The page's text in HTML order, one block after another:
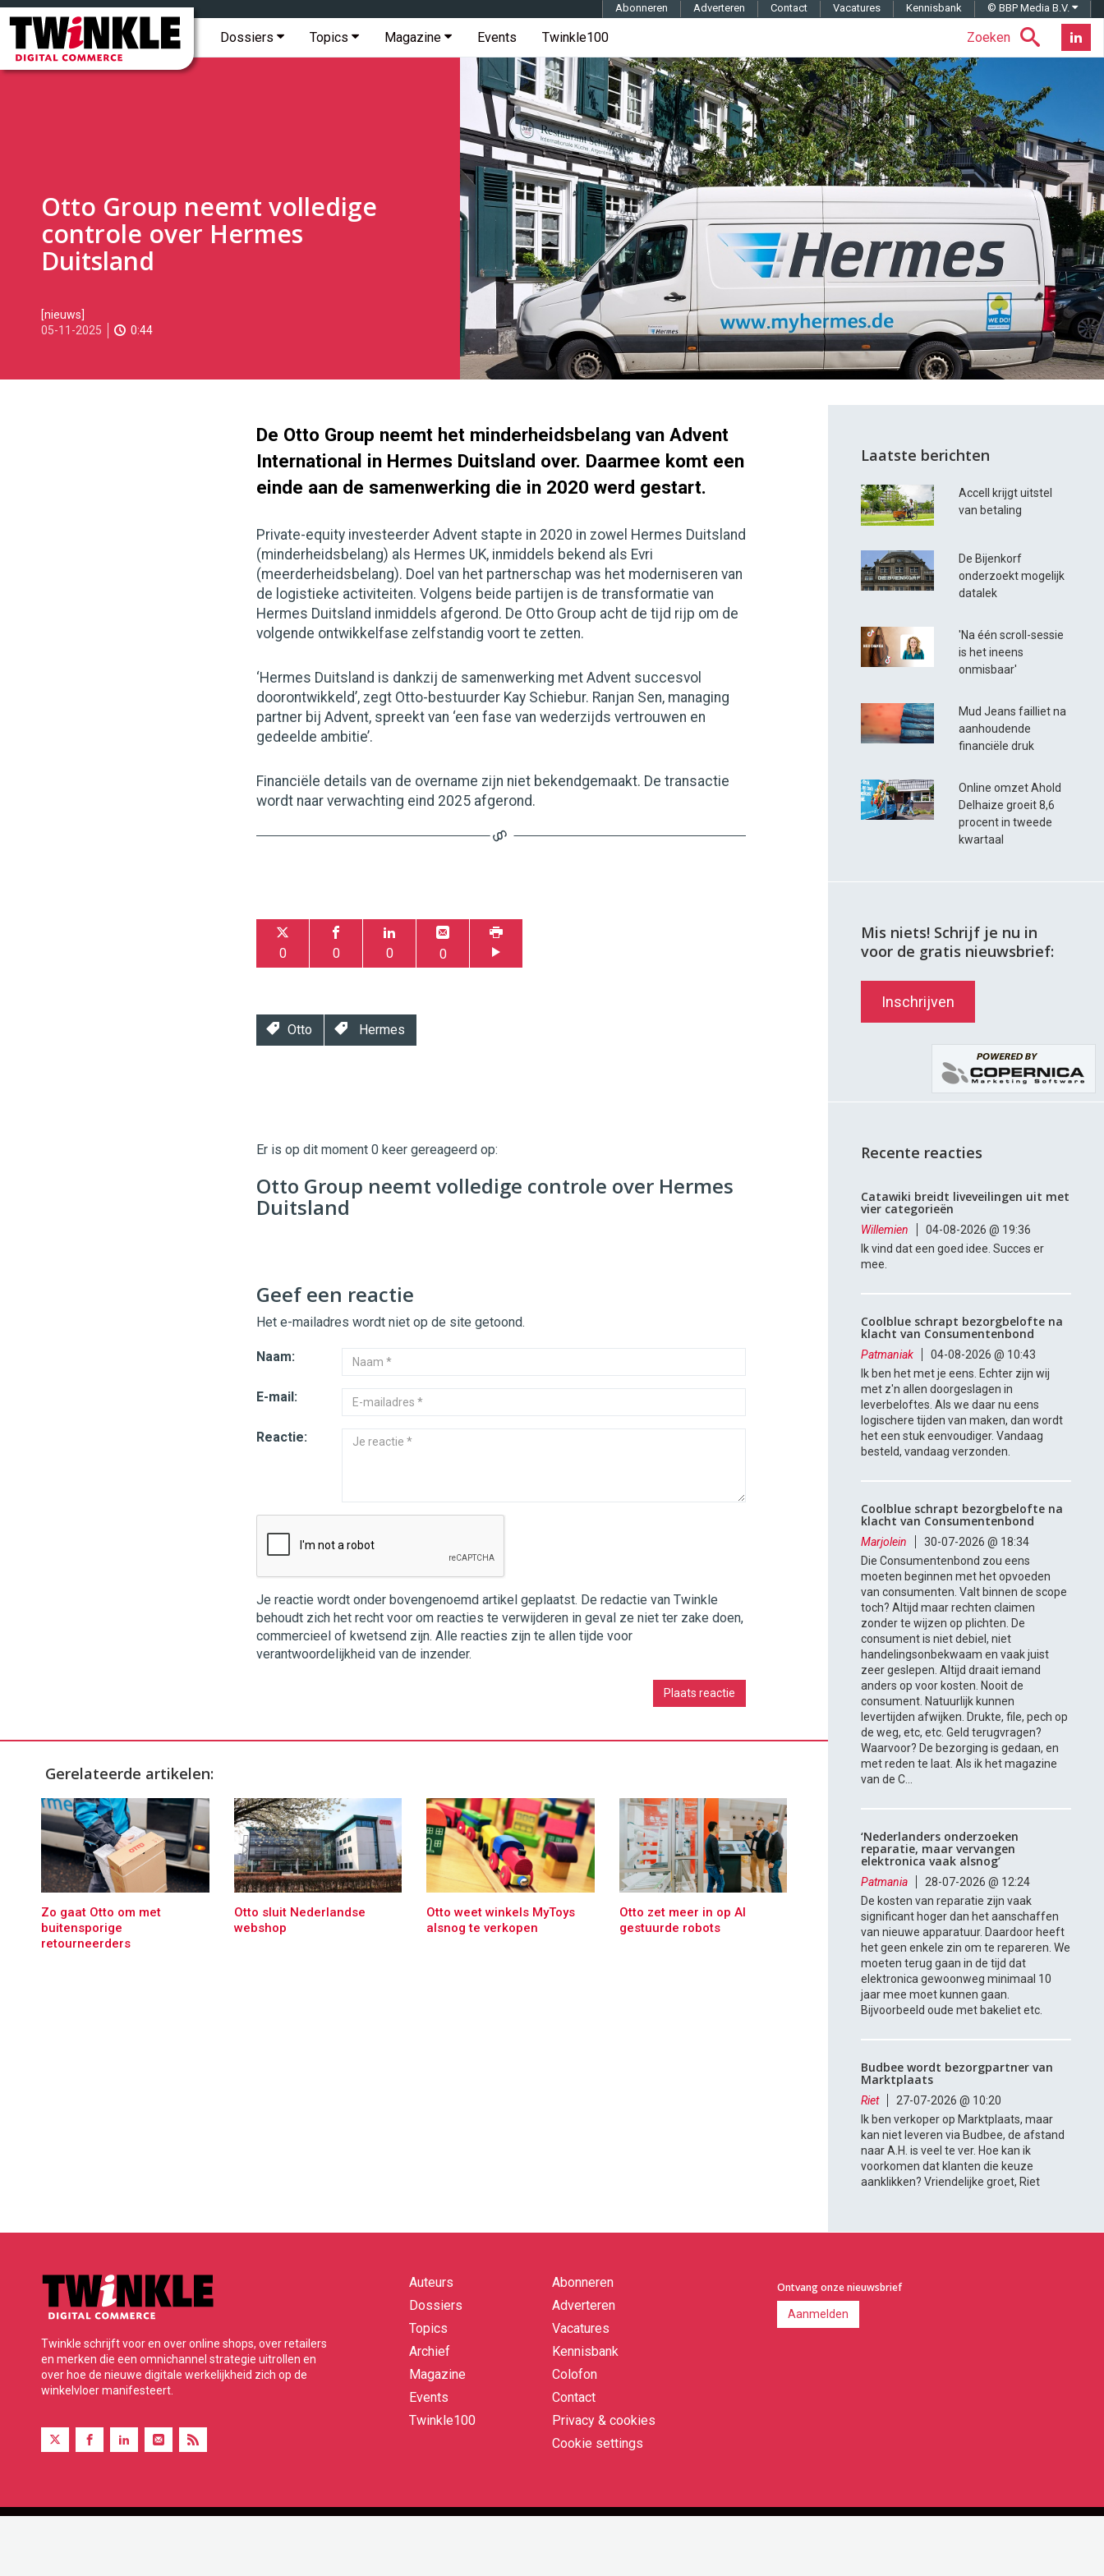
Twinkle
Digital
Commerce
Hoofdmenu Zoeken
Dossiers Topics Magazine Events Twinkle100
Topmenu Abonneren Adverteren Contact Vacatures Kennisbank © BBP Media B.V.
Otto Group neemt volledige
controle over Hermes
Duitsland
2025-
11-
11-
[nieuws]
05-11-2025
0:44
De Otto Group neemt het minderheidsbelang van Advent
International in Hermes Duitsland over. Daarmee komt een
einde aan de samenwerking die in 2020 werd gestart.
Private-equity investeerder Advent stapte in 2020 in zowel Hermes Duitsland
(minderheidsbelang) als Hermes UK, inmiddels bekend als Evri
(meerderheidsbelang). Doel van het partnerschap was het moderniseren van
de logistieke activiteiten. Volgens beide partijen is de transformatie van
Hermes Duitsland inmiddels afgerond. De Otto Group acht de tijd rijp om de
volgende ontwikkelfase zelfstandig voort te zetten.
‘Hermes Duitsland is dankzij de samenwerking met Advent succesvol
doorontwikkeld’, zegt Otto-bestuurder Kay Schiebur. Ranjan Sen, managing
partner bij Advent, spreekt van ‘een fase van wederzijds vertrouwen en
gedeelde ambitie’.
Financiële details van de overname zijn niet bekendgemaakt. De transactie
wordt naar verwachting eind 2025 afgerond.
0 0 0 0
Otto Hermes
Digital
96 54
Er is op dit moment 0 keer gereageerd op:
Otto Group neemt volledige controle over Hermes
Duitsland
Geef een reactie
Het e-mailadres wordt niet op de site getoond.
Naam:
E-mail:
Reactie:
Je reactie wordt onder bovengenoemd artikel geplaatst. De redactie van Twinkle
behoudt zich het recht voor om reacties te verwijderen in geval ze niet ter zake doen,
commercieel of kwetsend zijn. Alle reacties zijn te allen tijde voor
verantwoordelijkheid van de inzender.
Gerelateerde artikelen:
Zo gaat Otto om met
buitensporige
retourneerders
Otto sluit Nederlandse
webshop
Otto weet winkels MyToys
alsnog te verkopen
Otto zet meer in op AI
gestuurde robots
Laatste berichten
Accell krijgt uitstel
van betaling
De Bijenkorf
onderzoekt mogelijk
datalek
'Na één scroll-sessie
is het ineens
onmisbaar'
Mud Jeans failliet na
aanhoudende
financiële druk
Online omzet Ahold
Delhaize groeit 8,6
procent in tweede
kwartaal
Mis niets! Schrijf je nu in
voor de gratis nieuwsbrief:
Inschrijven
Recente reacties
Catawiki breidt liveveilingen uit met
vier categorieën
Willemien
04-08-2026 @ 19:36
Ik vind dat een goed idee. Succes er
mee.
Coolblue schrapt bezorgbelofte na
klacht van Consumentenbond
Patmaniak
04-08-2026 @ 10:43
Ik ben het met je eens. Echter zijn wij
met z'n allen doorgeslagen in
leverbeloftes. Als we daar nu eens
logischere tijden van maken, dan wordt
het een stuk eenvoudiger. Vandaag
besteld, vandaag verzonden.
Coolblue schrapt bezorgbelofte na
klacht van Consumentenbond
Marjolein
30-07-2026 @ 18:34
Die Consumentenbond zou eens
moeten beginnen met het opvoeden
van consumenten. Valt binnen de scope
toch? Altijd maar rechten claimen
zonder te wijzen op plichten. De
consument is niet debiel, niet
handelingsonbekwaam en vaak juist
zeer geslepen. Altijd draait iemand
anders op voor kosten. Nooit de
consument. Natuurlijk kunnen
levertijden afwijken. Drukte, file, pech op
de weg, etc, etc. Geld terugvragen?
Waarvoor? De bezorging is gedaan, en
met reden te laat. Als ik het magazine
van de C...
‘Nederlanders onderzoeken
reparatie, maar vervangen
elektronica vaak alsnog’
Patmania
28-07-2026 @ 12:24
De kosten van reparatie zijn vaak
significant hoger dan het aanschaffen
van nieuwe apparatuur. Daardoor heeft
het geen enkele zin om te repareren. We
moeten terug gaan in de tijd dat
elektronica gewoonweg minimaal 10
jaar mee moet kunnen gaan.
Bijvoorbeeld oude met bakeliet etc.
Budbee wordt bezorgpartner van
Marktplaats
Riet
27-07-2026 @ 10:20
Ik ben verkoper op Marktplaats, maar
kan niet leveren via Budbee, de afstand
naar A.H. is veel te ver. Hoe kan ik
voorkomen dat klanten die keuze
aanklikken? Vriendelijke groet, Riet
Twinkle schrijft voor en over online shops, over retailers
en merken die een omnichannel strategie uitrollen en
over hoe de nieuwe digitale werkelijkheid zich op de
winkelvloer manifesteert.
Quick
links
Auteurs
Dossiers
Topics
Archief
Magazine
Events
Twinkle100
Abonneren
Adverteren
Vacatures
Kennisbank
Colofon
Contact
Privacy & cookies
Cookie settings
Ontvang onze nieuwsbrief
Aanmelden